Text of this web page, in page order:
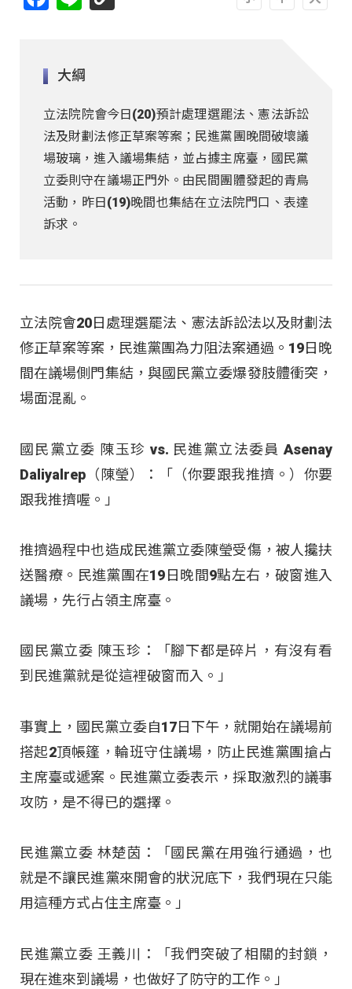
大綱
立法院院會今日(20)預計處理選罷法、憲法訴訟
法及財劃法修正草案等案；民進黨團晚間破壞議
場玻璃，進入議場集結，並占據主席臺，國民黨
立委則守在議場正門外。由民間團體發起的青鳥
活動，昨日(19)晚間也集結在立法院門口、表達
訴求。
立法院會20日處理選罷法、憲法訴訟法以及財劃法
修正草案等案，民進黨團為力阻法案通過。19日晚
間在議場側門集結，與國民黨立委爆發肢體衝突，
場面混亂。
國民黨立委 陳玉珍 vs. 民進黨立法委員 Asenay
Daliyalrep（陳瑩）：「（你要跟我推擠。）你要
跟我推擠喔。」
推擠過程中也造成民進黨立委陳瑩受傷，被人攙扶
送醫療。民進黨團在19日晚間9點左右，破窗進入
議場，先行占領主席臺。
國民黨立委 陳玉珍：「腳下都是碎片，有沒有看
到民進黨就是從這裡破窗而入。」
事實上，國民黨立委自17日下午，就開始在議場前
搭起2頂帳篷，輪班守住議場，防止民進黨團搶占
主席臺或遞案。民進黨立委表示，採取激烈的議事
攻防，是不得已的選擇。
民進黨立委 林楚茵：「國民黨在用強行通過，也
就是不讓民進黨來開會的狀況底下，我們現在只能
用這種方式占住主席臺。」
民進黨立委 王義川：「我們突破了相關的封鎖，
現在進來到議場，也做好了防守的工作。」